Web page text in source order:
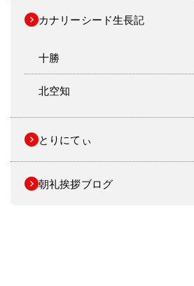
カナリーシード生長記
十勝
北空知
とりにてぃ
朝礼挨拶ブログ